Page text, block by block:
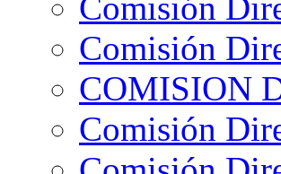
Comisión
COMISION
Comisión